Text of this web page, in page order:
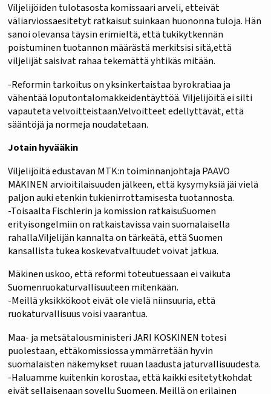
Viljelijöiden tulotasosta komissaari arveli, etteivät
väliarviossaesitetyt ratkaisut suinkaan huononna tuloja. Hän
sanoi olevansa täysin erimieltä, että tukikytkennän
poistuminen tuotannon määrästä merkitsisi sitä,että
viljelijät saisivat rahaa tekemättä yhtikäs mitään.
-Reformin tarkoitus on yksinkertaistaa byrokratiaa ja
vähentää loputontalomakkeidentäyttöä. Viljelijöitä ei silti
vapauteta velvoitteistaan.Velvoitteet edellyttävät, että
sääntöjä ja normeja noudatetaan.
Jotain hyvääkin
Viljelijöitä edustavan MTK:n toiminnanjohtaja PAAVO
MÄKINEN arvioitilaisuuden jälkeen, että kysymyksiä jäi vielä
paljon auki etenkin tukienirrottamisesta tuotannosta.
-Toisaalta Fischlerin ja komission ratkaisuSuomen
erityisongelmiin on ratkaistavissa vain suomalaisella
rahalla.Viljelijän kannalta on tärkeätä, että Suomen
kansallista tukea koskevatvaltuudet voivat jatkua.
Mäkinen uskoo, että reformi toteutuessaan ei vaikuta
Suomenruokaturvallisuuteen mitenkään.
-Meillä yksikkökoot eivät ole vielä niinsuuria, että
ruokaturvallisuus voisi vaarantua.
Maa- ja metsätalousministeri JARI KOSKINEN totesi
puolestaan, ettäkomissiossa ymmärretään hyvin
suomalaisten näkemykset ruuan laadusta jaturvallisuudesta.
-Haluamme kuitenkin korostaa, että kaikki esitetytkohdat
eivät sellaisenaan sovellu Suomeen. Meillä on erilainen